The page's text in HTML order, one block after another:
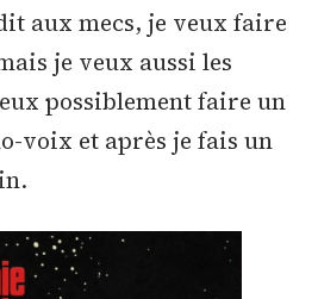
aux mecs, je veux faire
je veux aussi les
possiblement faire un
voix et après je fais un